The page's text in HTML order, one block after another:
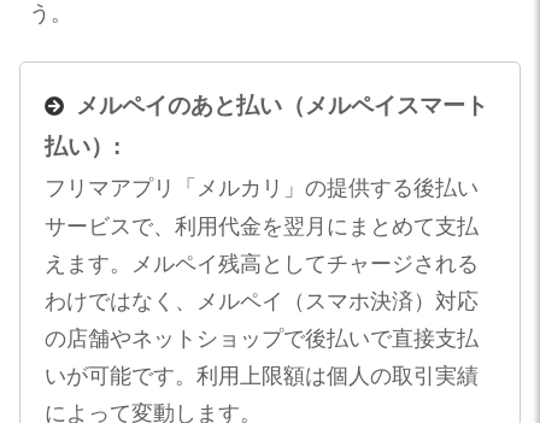
う。
メルペイのあと払い（メルペイスマート
払い）:
フリマアプリ「メルカリ」の提供する後払い
サービスで、利用代金を翌月にまとめて支払
えます。メルペイ残高としてチャージされる
わけではなく、メルペイ（スマホ決済）対応
の店舗やネットショップで後払いで直接支払
いが可能です。利用上限額は個人の取引実績
によって変動します。